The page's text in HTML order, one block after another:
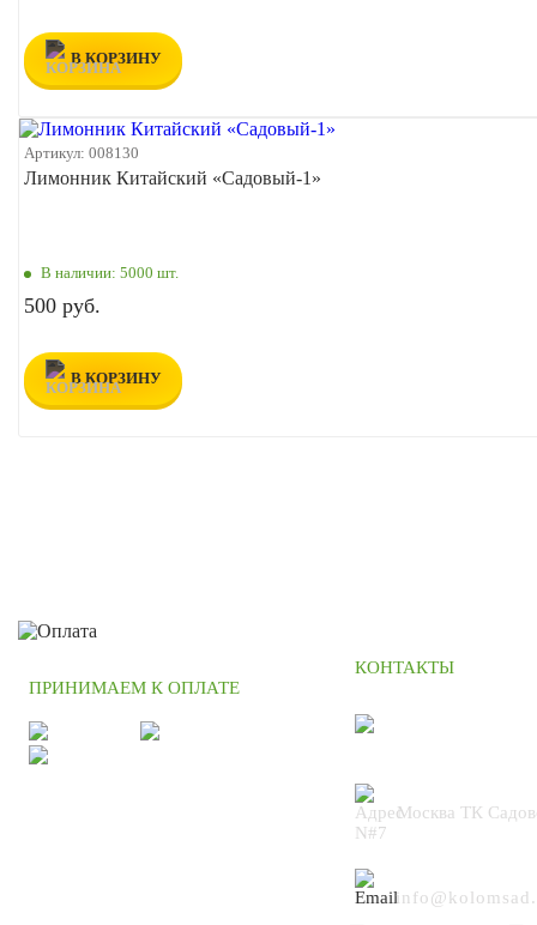
В КОРЗИНУ
Артикул: 008130
Лимонник Китайский «Садовый-1»
В наличии: 5000 шт.
500 руб.
В КОРЗИНУ
ПРИНИМАЕМ К ОПЛАТЕ
КОНТАКТЫ
Москва ТК
N#7